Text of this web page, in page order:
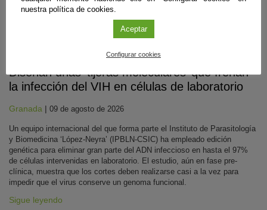
Diseñan unas ‘tijeras moleculares’ que frenan
la infección del VIH en células de laboratorio
Granada | 09 de agosto de 2026
Un equipo internacional del que forma parte el Instituto de Parasitología
y Biomedicina ‘López-Neyra’ (IPBLN-CSIC) ha empleado edición
genética para eliminar gran parte del ADN infeccioso en hasta el 97%
de células intervenidas en laboratorio. El estudio, aún en fase pre-
clínica, muestra que los cortes deben realizarse casi a la vez para
impedir que el virus conserve un genoma funcional.
Sigue leyendo
nuestra política de cookies.
Aceptar
Configurar cookies